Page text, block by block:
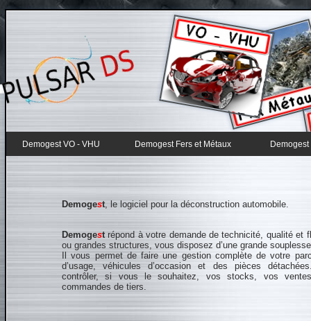
Demogest VO - VHU Demogest Fers et Métaux
Demogestrépond à votre demande de technicité, qualité et
ou grandes structures, vous disposez d’une grande
Il vous permet de faire une gestion complète de votre
d’usage, véhicules d’occasion et des pièces
contrôler, si vous le souhaitez, vos stocks, vos
commandes de tiers.
Demogest, le logiciel pour la déconstruction automobile.